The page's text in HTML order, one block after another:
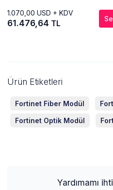
1.070,00 USD + KDV
61.476,64 TL
Ürün Etiketleri
Fortinet Fiber Modül
Fortinet Optik Modül
Yardımamı